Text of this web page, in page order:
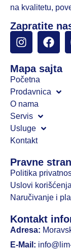
na kvalitetu,
Zapratite
Mapa sajta
Početna
Prodavnica
O nama
Servis
Usluge
Kontakt
Pravne
Politika
Uslovi korišćenja
Naručivanje i
Kontakt
Adresa:
E-Mail: